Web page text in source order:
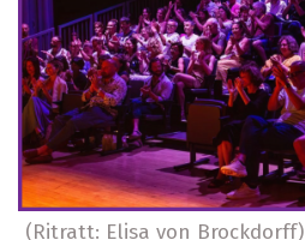
(Ritratt: Elisa von Brockdorff)